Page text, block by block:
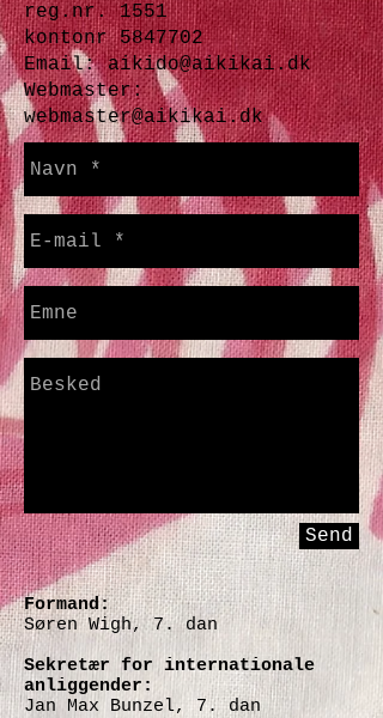
reg.nr. 1551
kontonr5847702
Email:aikido@aikikai.dk
Webmaster:
webmaster@aikikai.dk
Send
Formand:
Søren Wigh, 7. dan
Sekretær for internationale
anliggender:
Jan Max Bunzel, 7. dan